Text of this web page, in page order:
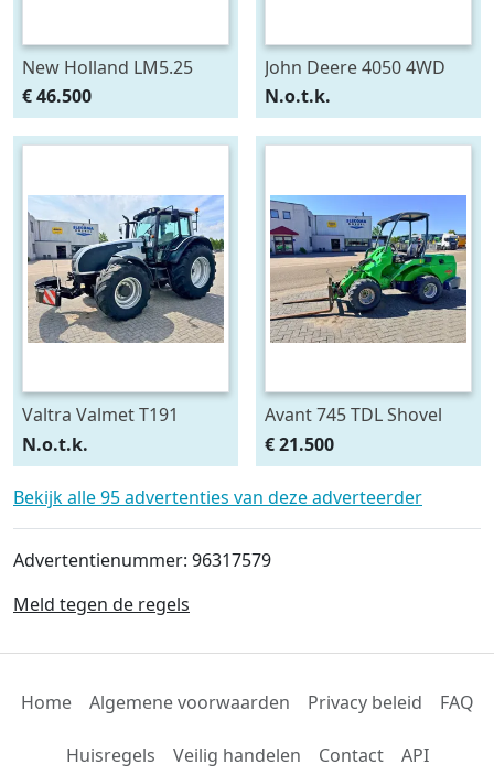
New Holland LM5.25
Verreiker
€ 46.500
John Deere 4050 4WD
N.o.t.k.
Valtra Valmet T191
HiTech
N.o.t.k.
Avant 745 TDL Shovel
€ 21.500
Bekijk alle 95 advertenties van deze adverteerder
Advertentienummer: 96317579
Meld tegen de regels
Home Algemene voorwaarden Privacy beleid FAQ
Huisregels Veilig handelen Contact API